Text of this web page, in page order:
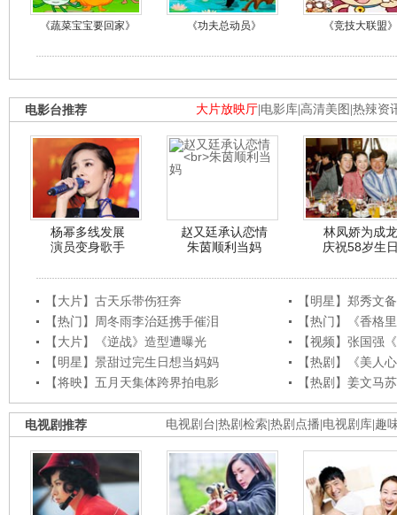
《蔬菜宝宝要回家》 《功夫总动员》 《竞技大联盟》
大片放映厅 电影库 高清美图 热辣资
电影台推荐
杨幂多线发展
演员变身歌手
赵又廷承认恋情
朱茵顺利当妈
林凤娇为成龙
庆祝58岁生
【大片】古天乐带伤狂奔
【明星】郑秀文
【热门】周冬雨李治廷携手催泪
【热门】《香格
【大片】《逆战》造型遭曝光
【视频】张国强
【明星】景甜过完生日想当妈妈
【热剧】《美人
【将映】五月天集体跨界拍电影
【热剧】姜文马
电视剧台 热剧检索 热剧点播 电视剧库 趣
电视剧推荐